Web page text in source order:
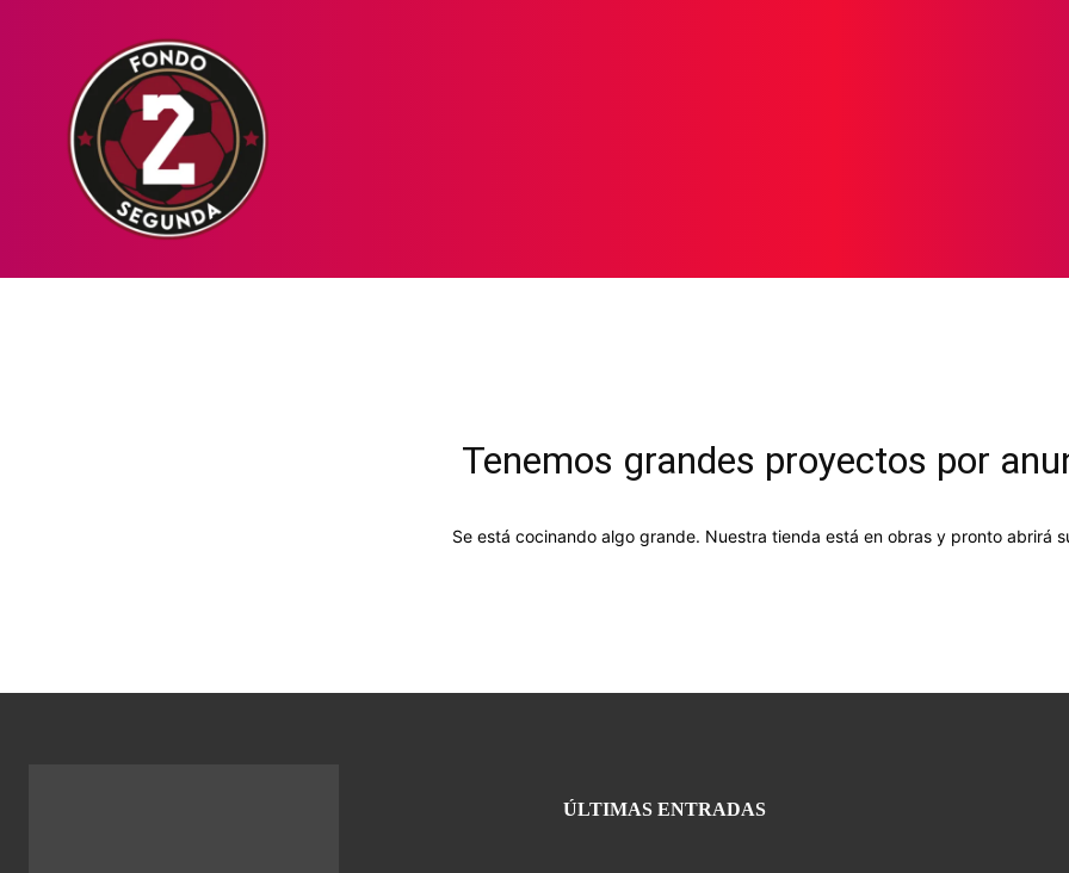
Tenemos grandes proyectos por
Se está cocinando algo grande. Nuestra tienda está en obras y pronto abrirá
ÚLTIMAS ENTRADAS